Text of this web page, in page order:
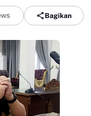
Bagikan